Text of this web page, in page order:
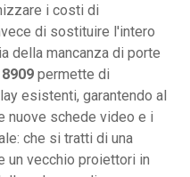
i costi di
di sostituire l'intero
della mancanza di porte
permette di
esistenti, garantendo al
nuove schede video e i
che si tratti di una
un vecchio proiettori in